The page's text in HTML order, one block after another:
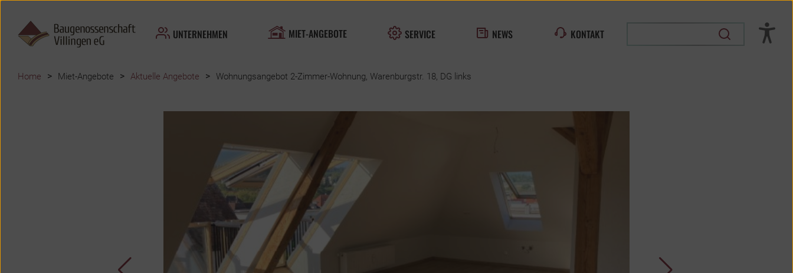
UNTERNEHMEN MIET-ANGEBOTE SERVICE NEWS KONTAKT
Home > Miet-Angebote > Aktuelle Angebote > Wohnungsangebot 2-Zimmer-Wohnung, Warenburgstr. 18, DG links